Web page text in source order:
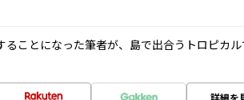
ことになった筆者が、島で出合うトロピカ
詳細を